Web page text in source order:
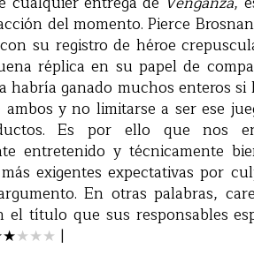
del momento. Pierce
su registro de héroe
réplica en su papel de
habría ganado muchos enteros
y no limitarse a ser ese
Es por ello que nos
entretenido y técnicamente
exigentes expectativas por
En otras palabras,
el título que sus responsables
★★★★ |